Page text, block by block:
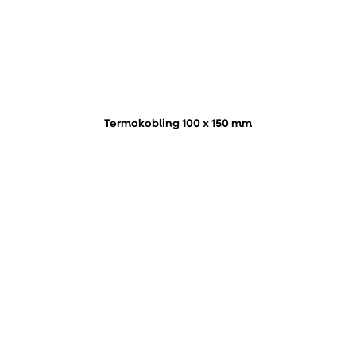
Termokobling 100 x 150 mm